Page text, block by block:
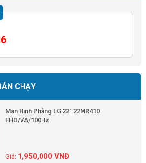
CHẠY
Màn Hình Phẳng LG 22" 22MR410
FHD/VA/100Hz
1,950,000VNĐ